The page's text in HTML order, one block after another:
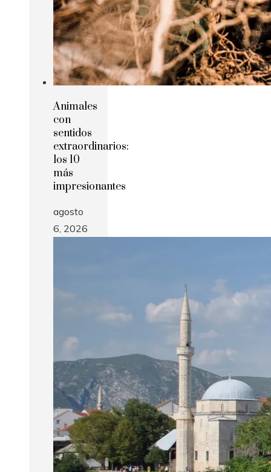
Animales
con
sentidos
extraordinarios:
los 10
más
impresionantes
agosto
6, 2026